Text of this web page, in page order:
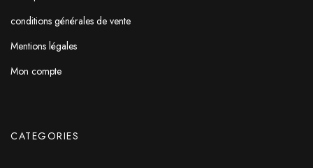
conditions générales de vente
Mentions légales
Mon compte
CATEGORIES